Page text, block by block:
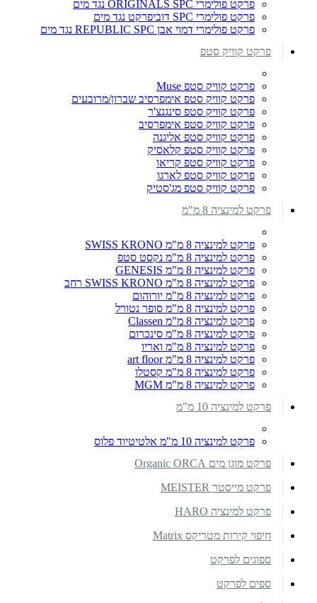
פרקט פולימרי ORIGINALS SPC נגד מים
פרקט פולימרי SPC דוביפרקט נגד מים
פרקט פולימרי דמוי אבן REPUBLIC SPC נגד מים
פרקט קוויק סטפ
פרקט קוויק סטפ Muse
פרקט קוויק סטפ אימפרסיב שברון/מרובעים
פרקט קוויק סטפ סינגנצ'ר
פרקט קוויק סטפ אימפרסיב
פרקט קוויק סטפ אליגנה
פרקט קוויק סטפ קלאסיק
פרקט קוויק סטפ קריאו
פרקט קוויק סטפ לארגו
פרקט קוויק סטפ מג'סטיק
פרקט למינציה 8 מ"מ
פרקט למינציה 8 מ"מ SWISS KRONO
פרקט למינציה 8 מ"מ נקסט סטפ
פרקט למינציה 8 מ"מ GENESIS
פרקט למינציה 8 מ"מ SWISS KRONO רחב
פרקט למינציה 8 מ"מ יורוהום
פרקט למינציה 8 מ"מ סופר נטורל
פרקט למינציה 8 מ"מ Classen
פרקט למינציה 8 מ"מ סינכרום
פרקט למינציה 8 מ"מ ואריו
פרקט למינציה 8 מ"מ art floor
פרקט למינציה 8 מ"מ קסטלו
פרקט למינציה 8 מ"מ MGM
פרקט למינציה 10 מ"מ
פרקט למינציה 10 מ"מ אלטיטיוד פלוס
פרקט מוגן מים Organic ORCA
פרקט מייסטר MEISTER
פרקט למינציה HARO
חיפוי קירות מטריקס Matrix
ספוגים לפרקט
ספים לפרקט